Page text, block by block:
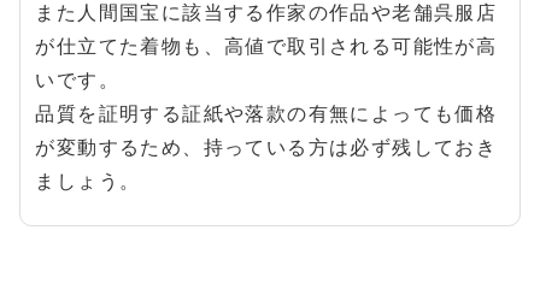
また人間国宝に該当する作家の作品や老舗呉服店
が仕立てた着物も、高値で取引される可能性が高
いです。
品質を証明する証紙や落款の有無によっても価格
が変動するため、持っている方は必ず残しておき
ましょう。